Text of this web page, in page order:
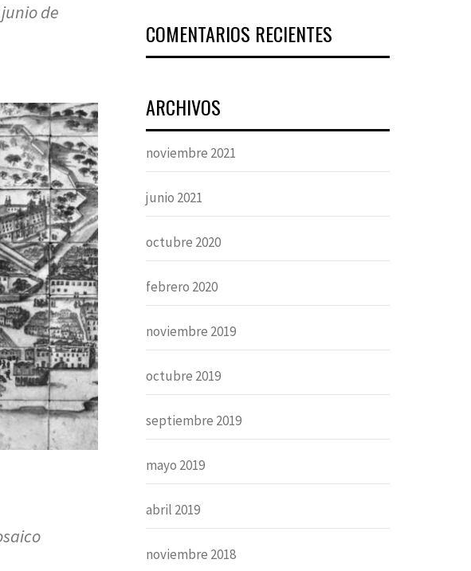
de
COMENTARIOS RECIENTES
ARCHIVOS
noviembre 2021
junio 2021
octubre 2020
febrero 2020
noviembre 2019
octubre 2019
septiembre 2019
mayo 2019
abril 2019
noviembre 2018